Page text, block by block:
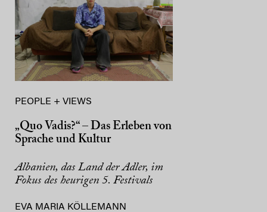
PEOPLE + VIEWS
„Quo Vadis?“ – Das Erleben von
Sprache und Kultur
Albanien, das Land der Adler, im
Fokus des heurigen 5. Festivals
EVA MARIA KÖLLEMANN